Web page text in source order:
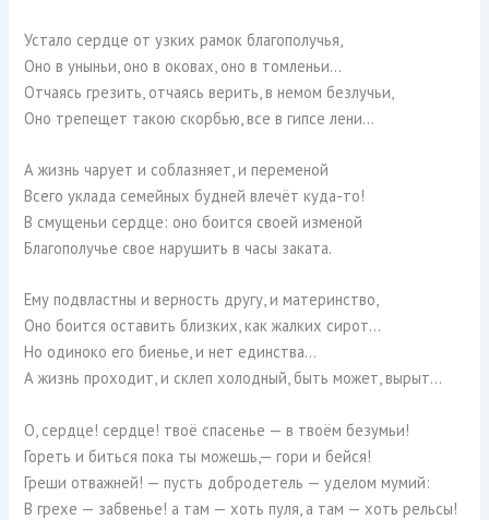
Устало сердце от узких рамок благополучья,
Оно в уныньи, оно в оковах, оно в томленьи…
Отчаясь грезить, отчаясь верить, в немом безлучьи,
Оно трепещет такою скорбью, все в гипсе лени…
А жизнь чарует и соблазняет, и переменой
Всего уклада семейных будней влечёт куда-то!
В смущеньи сердце: оно боится своей изменой
Благополучье свое нарушить в часы заката.
Ему подвластны и верность другу, и материнство,
Оно боится оставить близких, как жалких сирот…
Но одиноко его биенье, и нет единства…
А жизнь проходит, и склеп холодный, быть может, вырыт…
О, сердце! сердце! твоё спасенье — в твоём безумьи!
Гореть и биться пока ты можешь,— гори и бейся!
Греши отважней! — пусть добродетель — уделом мумий:
В грехе — забвенье! а там — хоть пуля, а там — хоть рельсы!